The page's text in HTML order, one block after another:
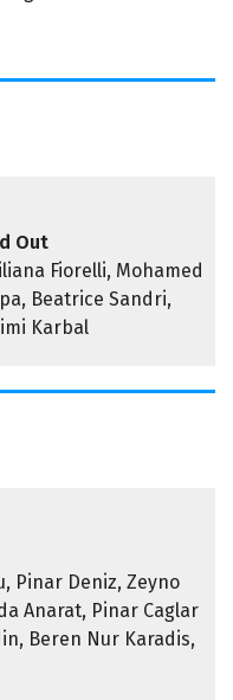
Out
Fiorelli, Mohamed
Beatrice Sandri,
Karbal
Pinar Deniz, Zeyno
Anarat, Pinar Caglar
Beren Nur Karadis,